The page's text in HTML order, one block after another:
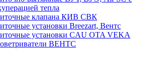
тепла
клапана КИВ СВК
установки Breezart, Вентс
установки CAU OTA VEKA
ВЕНТС